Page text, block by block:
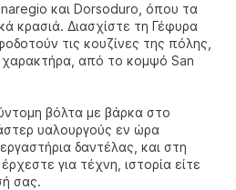
και Dorsoduro, όπου τα
κρασιά. Διασχίστε τη Γέφυρα
τις κουζίνες της πόλης,
χαρακτήρα, από το κομψό San
βόλτα με βάρκα στο
υαλουργούς εν ώρα
δαντέλας, και στη
για τέχνη, ιστορία είτε
σας.